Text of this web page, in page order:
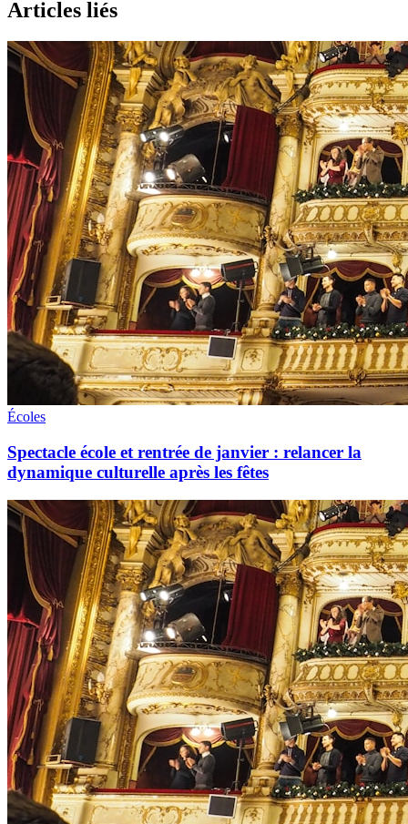
Articles liés
Écoles
Spectacle école et rentrée de janvier : relancer la
dynamique culturelle après les fêtes